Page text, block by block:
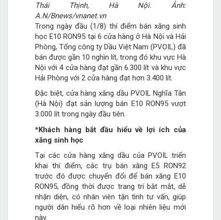
Thái Thịnh, Hà Nội. Ảnh:
A.N/Bnews/vnanet.vn
Trong ngày đầu (1/8) thí điểm bán xăng sinh
học E10 RON95 tại 6 cửa hàng ở Hà Nội và Hải
Phòng, Tổng công ty Dầu Việt Nam (PVOIL) đã
bán được gần 10 nghìn lít, trong đó khu vực Hà
Nội với 4 cửa hàng đạt gần 6.300 lít và khu vực
Hải Phòng với 2 cửa hàng đạt hơn 3.400 lít.
Đặc biệt, cửa hàng xăng dầu PVOIL Nghĩa Tân
(Hà Nội) đạt sản lượng bán E10 RON95 vượt
3.000 lít trong ngày đầu tiên.
*Khách hàng bắt đầu hiểu về lợi ích của
xăng sinh học
Tại các cửa hàng xăng dầu của PVOIL triển
khai thí điểm, các trụ bán xăng E5 RON92
trước đó được chuyển đổi để bán xăng E10
RON95, đồng thời được trang trí bắt mắt, dễ
nhận diện, có nhân viên tận tình tư vấn, giúp
người dân hiểu rõ hơn về loại nhiên liệu mới
này.